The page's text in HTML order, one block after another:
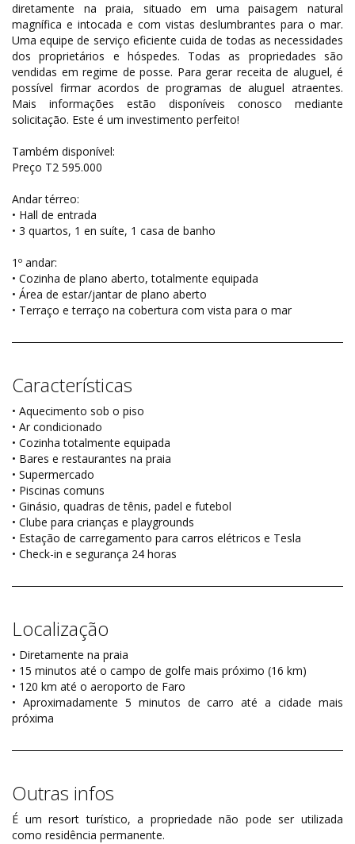
diretamente na praia, situado em uma paisagem natural
magnífica e intocada e com vistas deslumbrantes para o mar.
Uma equipe de serviço eficiente cuida de todas as necessidades
dos proprietários e hóspedes. Todas as propriedades são
vendidas em regime de posse. Para gerar receita de aluguel, é
possível firmar acordos de programas de aluguel atraentes.
Mais informações estão disponíveis conosco mediante
solicitação. Este é um investimento perfeito!
Também disponível:
Preço T2 595.000
Andar térreo:
• Hall de entrada
• 3 quartos, 1 en suíte, 1 casa de banho
1º andar:
• Cozinha de plano aberto, totalmente equipada
• Área de estar/jantar de plano aberto
• Terraço e terraço na cobertura com vista para o mar
Características
• Aquecimento sob o piso
• Ar condicionado
• Cozinha totalmente equipada
• Bares e restaurantes na praia
• Supermercado
• Piscinas comuns
• Ginásio, quadras de tênis, padel e futebol
• Clube para crianças e playgrounds
• Estação de carregamento para carros elétricos e Tesla
• Check-in e segurança 24 horas
Localização
• Diretamente na praia
• 15 minutos até o campo de golfe mais próximo (16 km)
• 120 km até o aeroporto de Faro
• Aproximadamente 5 minutos de carro até a cidade mais
próxima
Outras infos
É um resort turístico, a propriedade não pode ser utilizada
como residência permanente.